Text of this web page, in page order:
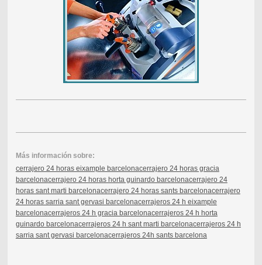
Más información sobre:
cerrajero 24 horas eixample barcelonacerrajero 24 horas gracia
barcelonacerrajero 24 horas horta guinardo barcelonacerrajero 24
horas sant marti barcelonacerrajero 24 horas sants barcelonacerrajero
24 horas sarria sant gervasi barcelonacerrajeros 24 h eixample
barcelonacerrajeros 24 h gracia barcelonacerrajeros 24 h horta
guinardo barcelonacerrajeros 24 h sant marti barcelonacerrajeros 24 h
sarria sant gervasi barcelonacerrajeros 24h sants barcelona